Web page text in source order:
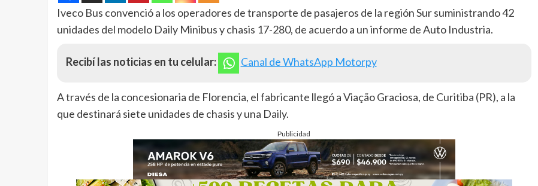
Iveco Bus convenció a los operadores de transporte de pasajeros de la región Sur suministrando 42
unidades del modelo Daily Minibus y chasis 17-280, de acuerdo a un informe de Auto Industria.
Recibí las noticias en tu celular: Canal de WhatsApp Motorpy
A través de la concesionaria de Florencia, el fabricante llegó a Viação Graciosa, de Curitiba (PR), a la
que destinará siete unidades de chasis y una Daily.
Publicidad